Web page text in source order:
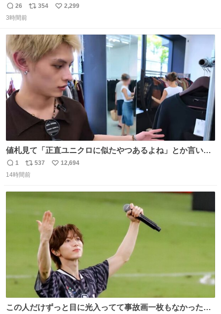
クを開店前に実施、店内まで見張りにきてます。不法滞在
者は覚悟してお越しください。
返
信
26
リ
ト
数
354
い
数
2,299
3時間前
値札見て「正直ユニクロに似たやつあるよね」とか言い出
すの好きすぎるWWWWWWWWWWWWW こちら側と同じ
感覚助かる🙂‍↕️🙂‍↕️🙂‍↕️
返
信
1
リ
ポ
ト
537
い
数
12,694
14時間前
この人だけずっと目に光入ってて事故画一枚もなかったす